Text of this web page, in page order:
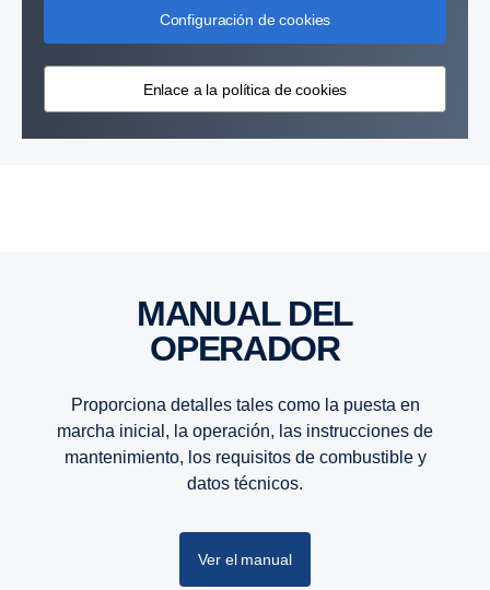
Configuración de cookies
Enlace a la política de cookies
El mundo depende de motores y soluciones de energía para
satisfacer las necesidades actuales del sector agro, marítimo e
industrial. Las soluciones de Scania, ayudan a mejorar los
procesos industriales, aumentando el tiempo efectivo de trabajo y
la productividad. Además reducen los costos operativos y
minimizan el impacto ambiental.
MANUAL DEL
OPERADOR
Proporciona detalles tales como la puesta en
marcha inicial, la operación, las instrucciones de
mantenimiento, los requisitos de combustible y
datos técnicos.
Ver el manual